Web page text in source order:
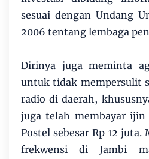
sesuai dengan Undang
2006 tentang lembaga
Dirinya juga meminta
untuk tidak mempersulit
radio di daerah,
juga telah membayar
Postel sebesar Rp 12
frekwensi di Jambi